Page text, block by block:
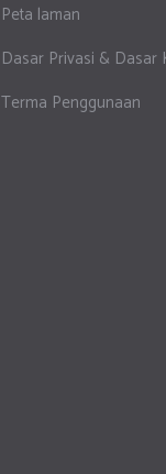
Peta laman
Dasar Privasi & Dasar
Terma Penggunaan